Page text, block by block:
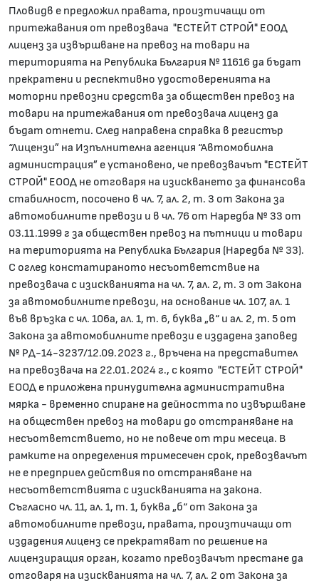
Пловидв е предложил правата, произтичащи от
притежавания от превозвача "ЕСТЕЙТ СТРОЙ" ЕООД
лиценз за извършване на превоз на товари на
територията на Република България № 11616 да бъдат
прекратени и респективно удостоверенията на
моторни превозни средства за обществен превоз на
товари на притежавания от превозвача лиценз да
бъдат отнети. След направена справка в регистър
“Лицензи” на Изпълнителна агенция “Автомобилна
администрация” е установено, че превозвачът "ЕСТЕЙТ
СТРОЙ" ЕООД не отговаря на изискването за финансова
стабилност, посочено в чл. 7, ал. 2, т. 3 от Закона за
автомобилните превози и в чл. 76 от Наредба № 33 от
03.11.1999 г за обществен превоз на пътници и товари
на територията на Република България (Наредба № 33).
С оглед констатираното несъответствие на
превозвача с изискванията на чл. 7, ал. 2, т. 3 от Закона
за автомобилните превози, на основание чл. 107, ал. 1
във връзка с чл. 106а, ал. 1, т. 6, буква „в“ и ал. 2, т. 5 от
Закона за автомобилните превози е издадена заповед
№ РД-14-3237/12.09.2023 г., връчена на представител
на превозвача на 22.01.2024 г., с която "ЕСТЕЙТ СТРОЙ"
ЕООД е приложена принудителна административна
мярка - временно спиране на дейността по извършване
на обществен превоз на товари до отстраняване на
несъответствието, но не повече от три месеца. В
рамките на определения тримесечен срок, превозвачът
не е предприел действия по отстраняване на
несъответствията с изискванията на закона.
Съгласно чл. 11, ал. 1, т. 1, буква „б“ от Закона за
автомобилните превози, правата, произтичащи от
издадения лиценз се прекратяват по решение на
лицензиращия орган, когато превозвачът престане да
отговаря на изискванията на чл. 7, ал. 2 от Закона за